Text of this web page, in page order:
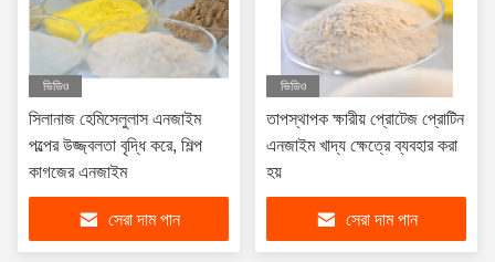
ভিডিও
সিলানাজ হেমিসেলুলাস এনজাইম
পল্পের উজ্জ্বলতা বৃদ্ধি করে, শিল্প
কাগজের এনজাইম
সেরা দাম পান
ভিডিও
তাপস্থাপক ক্ষারীয় প্রোটেজ প্রোটিন
এনজাইম খাদ্য ক্ষেত্রে ব্যবহার করা
হয়
সেরা দাম পান